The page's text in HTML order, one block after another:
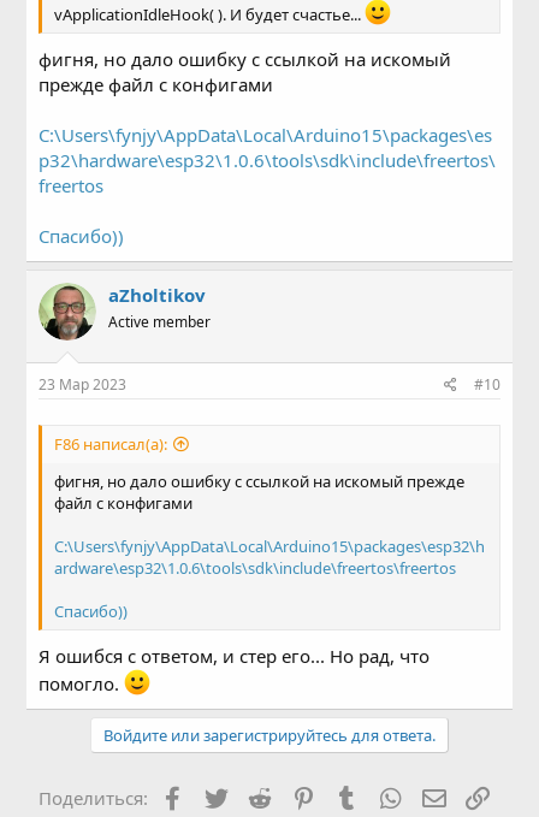
vApplicationIdleHook( ). И будет счастье...
фигня, но дало ошибку с ссылкой на искомый
прежде файл с конфигами
C:\Users\fynjy\AppData\Local\Arduino15\packages\es
p32\hardware\esp32\1.0.6\tools\sdk\include\freertos\
freertos
Спасибо))
aZholtikov
Active member
23 Мар 2023 #10
F86 написал(а):
фигня, но дало ошибку с ссылкой на искомый прежде
файл с конфигами
C:\Users\fynjy\AppData\Local\Arduino15\packages\esp32\h
ardware\esp32\1.0.6\tools\sdk\include\freertos\freertos
Спасибо))
Я ошибся с ответом, и стер его... Но рад, что
помогло.
Войдите или зарегистрируйтесь для ответа.
Поделиться: Facebook
TwitterReddit PinterestTumblrWhatsApp